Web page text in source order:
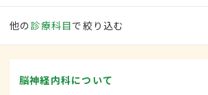
他の 診療科目で絞り込む
脳神経内科について